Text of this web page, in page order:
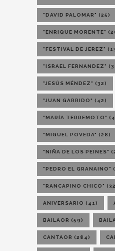
"DAVID PALOMAR" (25)
"ENRIQUE MORENTE"
"FESTIVAL DE JEREZ"
"ISRAEL FERNANDEZ"
"JESÚS MÉNDEZ" (32)
"JUAN GARRIDO" (42)
"MARÍA TERREMOTO"
"MIGUEL POVEDA" (28)
"NIÑA DE LOS PEINES"
"PEDRO EL GRANAINO"
"RANCAPINO CHICO"
ANIVERSARIO (41)
BAILAOR (59)
CANTAOR (284)